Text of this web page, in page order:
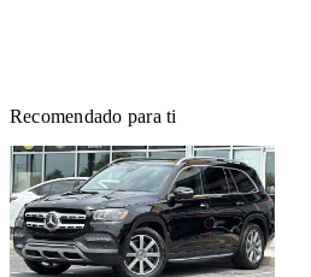
Recomendado para ti